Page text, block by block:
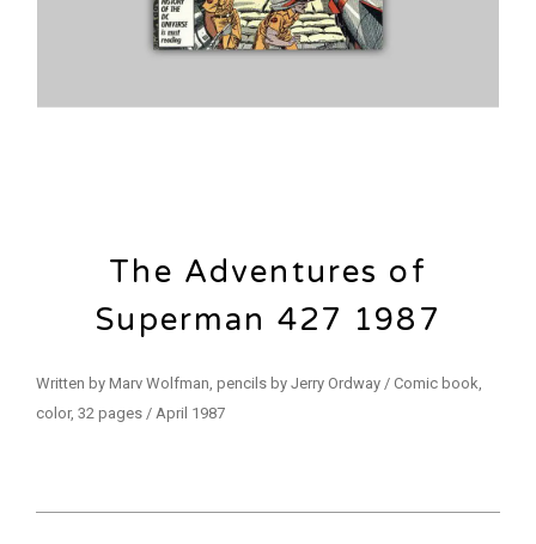
The Adventures of
Superman 427 1987
Written by Marv Wolfman, pencils by Jerry Ordway / Comic book,
color, 32 pages / April 1987